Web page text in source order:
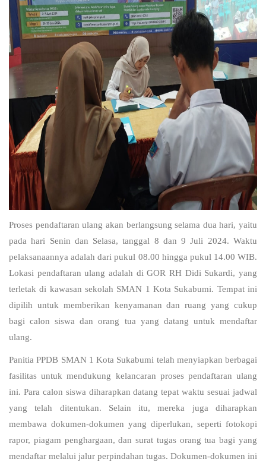
Proses pendaftaran ulang akan berlangsung selama dua hari, yaitu
pada hari Senin dan Selasa, tanggal 8 dan 9 Juli 2024. Waktu
pelaksanaannya adalah dari pukul 08.00 hingga pukul 14.00 WIB.
Lokasi pendaftaran ulang adalah di GOR RH Didi Sukardi, yang
terletak di kawasan sekolah SMAN 1 Kota Sukabumi. Tempat ini
dipilih untuk memberikan kenyamanan dan ruang yang cukup
bagi calon siswa dan orang tua yang datang untuk mendaftar
ulang.
Panitia PPDB SMAN 1 Kota Sukabumi telah menyiapkan berbagai
fasilitas untuk mendukung kelancaran proses pendaftaran ulang
ini. Para calon siswa diharapkan datang tepat waktu sesuai jadwal
yang telah ditentukan. Selain itu, mereka juga diharapkan
membawa dokumen-dokumen yang diperlukan, seperti fotokopi
rapor, piagam penghargaan, dan surat tugas orang tua bagi yang
mendaftar melalui jalur perpindahan tugas. Dokumen-dokumen ini